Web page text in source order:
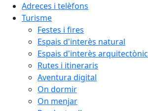
Adreces i telèfons
Turisme
Festes i fires
Espais d'interès natural
Espais d'interès arquitectònic
Rutes i itineraris
Aventura digital
On dormir
On menjar